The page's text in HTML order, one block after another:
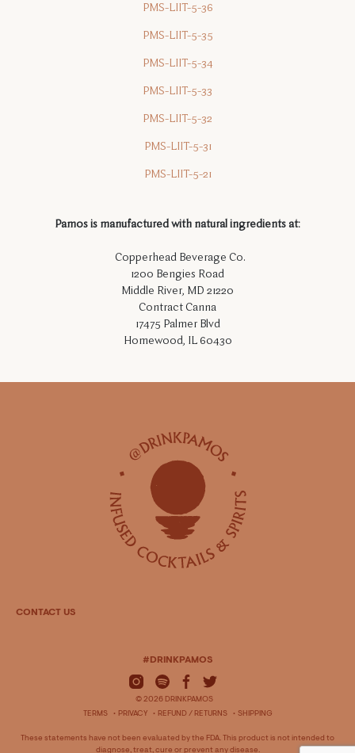
PMS-LIIT-5-36
PMS-LIIT-5-35
PMS-LIIT-5-34
PMS-LIIT-5-33
PMS-LIIT-5-32
PMS-LIIT-5-31
PMS-LIIT-5-21
Pamos is manufactured with natural ingredients at:
Copperhead Beverage Co.
1200 Bengies Road
Middle River, MD 21220
Contract Canna
17475 Palmer Blvd
Homewood, IL 60430
CONTACT US
#DRINKPAMOS
© 2026 DRINKPAMOS
TERMS
PRIVACY REFUND / RETURNS SHIPPING
These statements have not been evaluated by the FDA. This product is not intended to
diagnose, treat, cure or prevent any disease.